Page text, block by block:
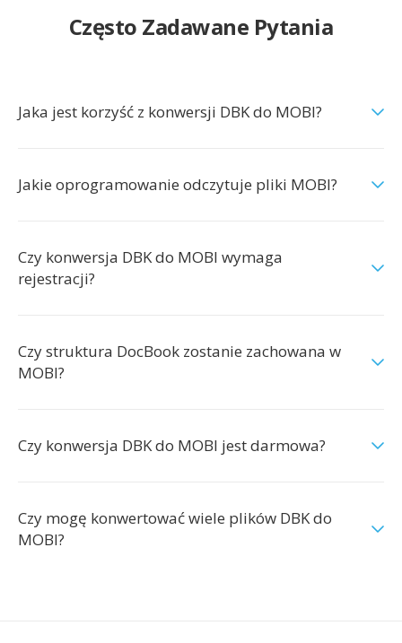
Często Zadawane Pytania
Jaka jest korzyść z konwersji DBK do MOBI?
Jakie oprogramowanie odczytuje pliki MOBI?
Czy konwersja DBK do MOBI wymaga
rejestracji?
Czy struktura DocBook zostanie zachowana w
MOBI?
Czy konwersja DBK do MOBI jest darmowa?
Czy mogę konwertować wiele plików DBK do
MOBI?